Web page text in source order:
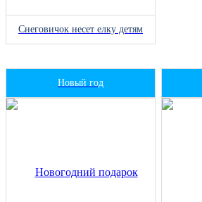
Снеговичок несет елку детям
Новый год